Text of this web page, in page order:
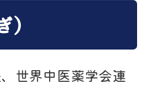
世界中医薬学会連